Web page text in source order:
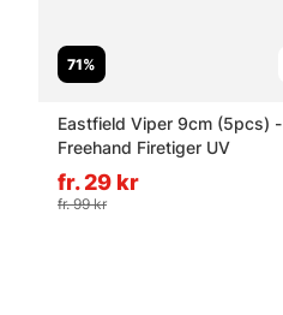
71%
Eastfield Viper 9cm (5pcs) -
Freehand Firetiger UV
fr. 29 kr
fr. 99 kr